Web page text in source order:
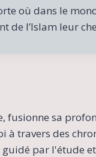
où dans le
l’Islam leur
fusionne sa
travers des
par l'étude